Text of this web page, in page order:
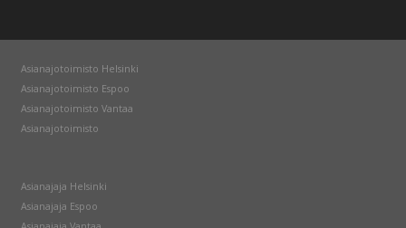
Asianajotoimisto Helsinki
Asianajotoimisto Espoo
Asianajotoimisto Vantaa
Asianajotoimisto
Asianajaja Helsinki
Asianajaja Espoo